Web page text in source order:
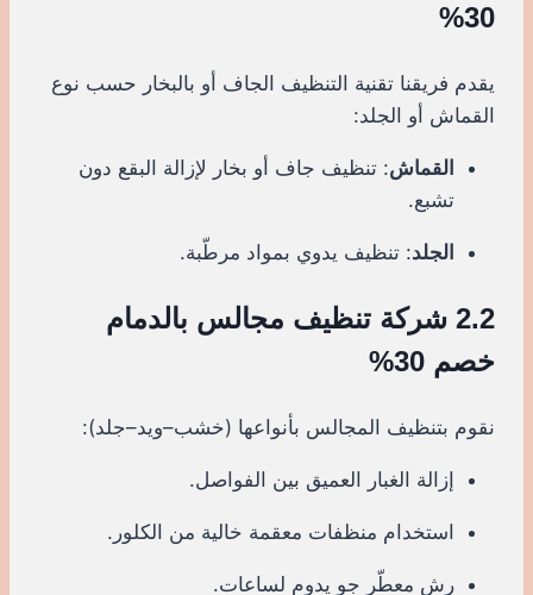
30%
يقدم فريقنا تقنية التنظيف الجاف أو بالبخار حسب نوع
القماش أو الجلد:
القماش: تنظيف جاف أو بخار لإزالة البقع دون
تشبع.
الجلد: تنظيف يدوي بمواد مرطّبة.
2.2 شركة تنظيف مجالس بالدمام
خصم 30%
نقوم بتنظيف المجالس بأنواعها (خشب–ويد–جلد):
إزالة الغبار العميق بين الفواصل.
استخدام منظفات معقمة خالية من الكلور.
رش معطّر جو يدوم لساعات.